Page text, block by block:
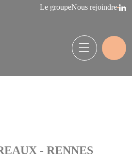
Le groupeNous rejoindre
- RENNES